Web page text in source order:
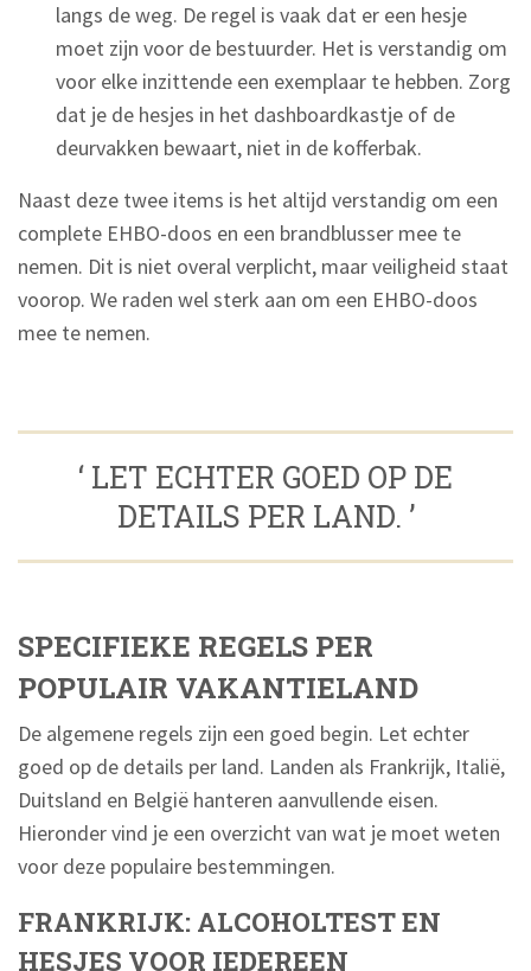
langs de weg. De regel is vaak dat er een hesje
moet zijn voor de bestuurder. Het is verstandig om
voor elke inzittende een exemplaar te hebben. Zorg
dat je de hesjes in het dashboardkastje of de
deurvakken bewaart, niet in de kofferbak.
Naast deze twee items is het altijd verstandig om een
complete EHBO-doos en een brandblusser mee te
nemen. Dit is niet overal verplicht, maar veiligheid staat
voorop. We raden wel sterk aan om een EHBO-doos
mee te nemen.
‘ LET ECHTER GOED OP DE
DETAILS PER LAND. ’
SPECIFIEKE REGELS PER
POPULAIR VAKANTIELAND
De algemene regels zijn een goed begin. Let echter
goed op de details per land. Landen als Frankrijk, Italië,
Duitsland en België hanteren aanvullende eisen.
Hieronder vind je een overzicht van wat je moet weten
voor deze populaire bestemmingen.
FRANKRIJK: ALCOHOLTEST EN
HESJES VOOR IEDEREEN